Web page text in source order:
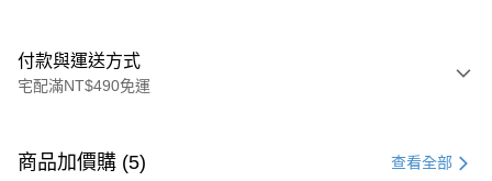
付款與運送方式
宅配滿NT$490免運
信用卡一次付款
商品加價購 (5) 查看全部